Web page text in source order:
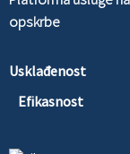
opskrbe
Usklađenost
Efikasnost